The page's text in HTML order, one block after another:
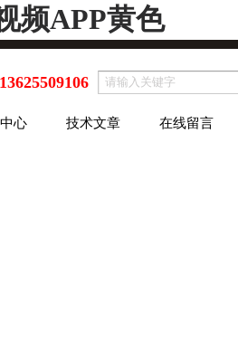
频APP黄色
13625509106
心 技术文章 在线留言